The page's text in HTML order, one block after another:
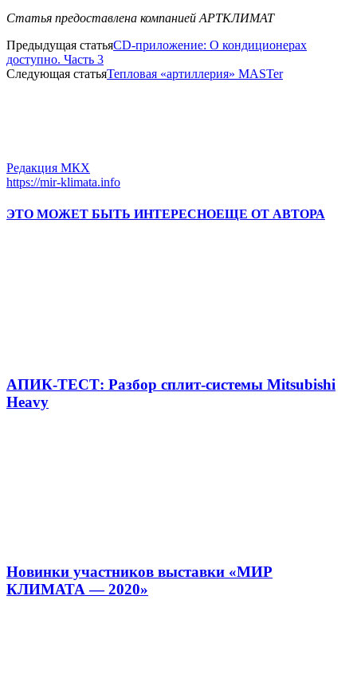
Статья предоставлена компанией АРТКЛИМАТ
Предыдущая статьяCD-приложение: О кондиционерах
доступно. Часть 3
Следующая статьяТепловая «артиллерия» MASTer
Редакция МКХ
https://mir-klimata.info
ЭТО МОЖЕТ БЫТЬ ИНТЕРЕСНОЕЩЕ ОТ АВТОРА
АПИК-ТЕСТ: Разбор сплит-системы Mitsubishi
Heavy
Новинки участников выставки «МИР
КЛИМАТА — 2020»